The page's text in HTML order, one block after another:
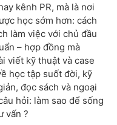
kênh PR, mà là nơi
học sớm hơn: cách
làm việc với chủ đầu
– hợp đồng mà
viết kỹ thuật và case
học tập suốt đời, kỹ
đọc sách và ngoại
hỏi: làm sao để sống
vấn ?